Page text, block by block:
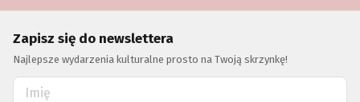
Zapisz się do newslettera
Najlepsze wydarzenia kulturalne prosto na Twoją skrzynkę!